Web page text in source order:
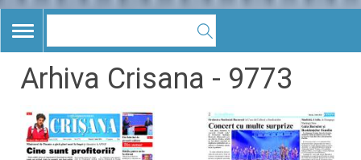
TOGGLE
NAVIGATION
Arhiva Crisana - 9773